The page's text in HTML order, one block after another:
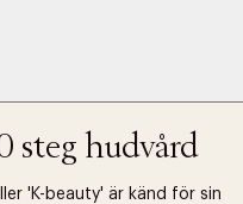
steg hudvård
'K-beauty' är känd för sin